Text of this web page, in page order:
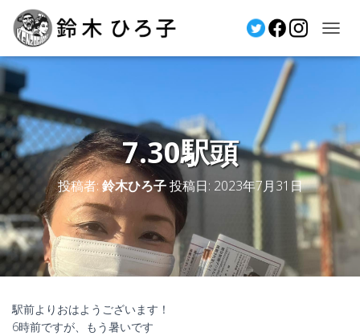
ビ
ョ
ン
を
切
替
え
7.30駅頭
投稿者: 鈴木ひろ子投稿日: 2023年7月31日
駅前よりおはようございます！
6時前ですが、もう暑いです